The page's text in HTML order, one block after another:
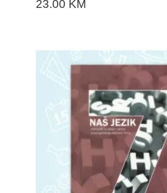
23.00 KM
DODAJTE U